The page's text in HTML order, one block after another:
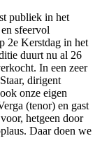
publiek in het
sfeervol
2e Kerstdag in het
duurt nu al 26
In een zeer
dirigent
onze eigen
(tenor) en gast
hetgeen door
Daar doen we